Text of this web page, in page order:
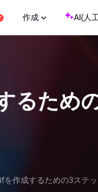
作成 AI(人
るため
を作成するための3ステ